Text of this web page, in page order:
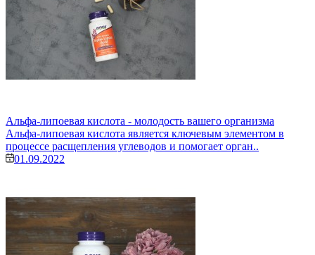
Альфа-липоевая кислота - молодость вашего организма
Альфа-липоевая кислота является ключевым элементом в
процессе расщепления углеводов и помогает орган..
01.09.2022